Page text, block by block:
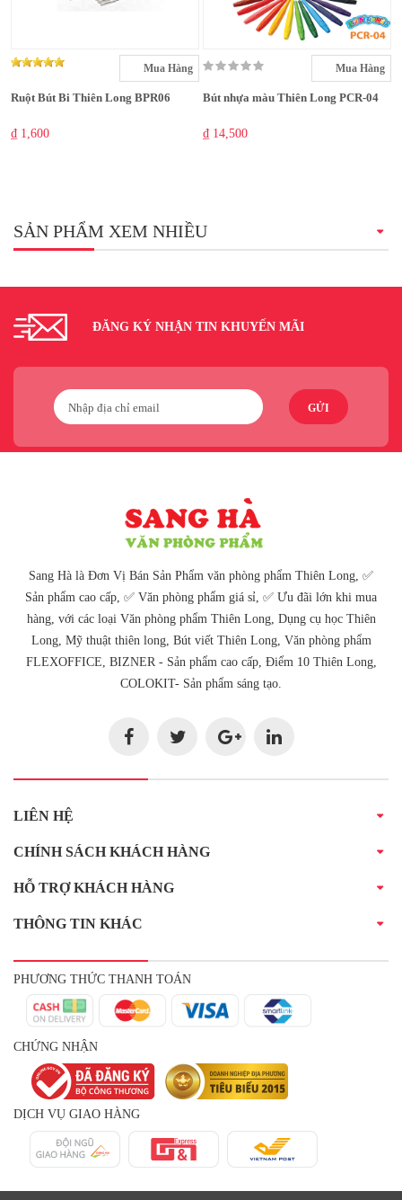
Mua Hàng
Ruột Bút Bi Thiên Long BPR06
₫ 1,600
Mua Hàng
Bút nhựa màu Thiên Long PCR-04
₫ 14,500
SẢN PHẨM XEM NHIỀU
ĐĂNG KÝ NHẬN TIN KHUYẾN MÃI
GỬI
Sang Hà là Đơn Vị Bán Sản Phẩm văn phòng phẩm Thiên Long, ✅
Sản phẩm cao cấp, ✅ Văn phòng phẩm giá sỉ, ✅ Ưu đãi lớn khi mua
hàng, với các loại Văn phòng phẩm Thiên Long, Dụng cụ học Thiên
Long, Mỹ thuật thiên long, Bút viết Thiên Long, Văn phòng phẩm
FLEXOFFICE, BIZNER - Sản phẩm cao cấp, Điểm 10 Thiên Long,
COLOKIT- Sản phẩm sáng tạo.
LIÊN HỆ
CHÍNH SÁCH KHÁCH HÀNG
HỖ TRỢ KHÁCH HÀNG
THÔNG TIN KHÁC
PHƯƠNG THỨC THANH TOÁN
CHỨNG NHẬN
DỊCH VỤ GIAO HÀNG